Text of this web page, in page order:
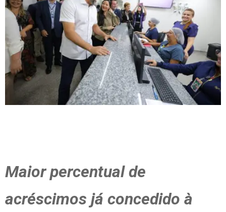
Maior percentual de
acréscimos já concedido à